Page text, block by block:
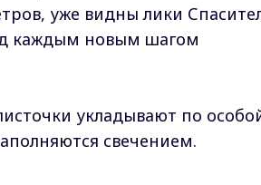
уже видны лики
каждым новым шагом
укладывают по
свечением.